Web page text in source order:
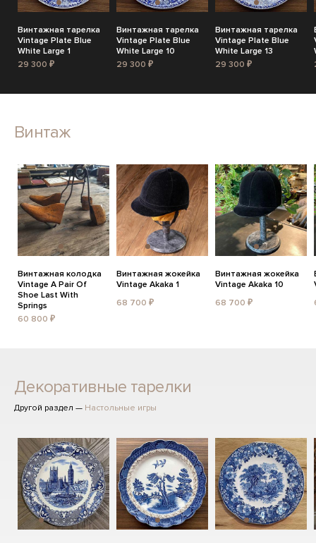
Винтажная тарелка
Vintage Plate Blue
White Large 1
29 300 ₽
Винтажная тарелка
Vintage Plate Blue
White Large 10
29 300 ₽
Винтажная тарелка
Vintage Plate Blue
White Large 13
29 300 ₽
Винтаж
Винтажная колодка
Vintage A Pair Of
Shoe Last With
Springs
60 800 ₽
Винтажная жокейка
Vintage Akaka 1
68 700 ₽
Винтажная жокейка
Vintage Akaka 10
68 700 ₽
Декоративные тарелки
Другой раздел — Настольные игры